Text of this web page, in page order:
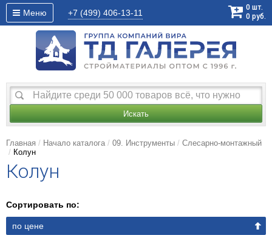
Меню +7 (499) 406-13-11
0 шт.
0 руб.
Искать
Главная Начало каталога 09. Инструменты
Слесарно-монтажный
Колун
Колун
Сортировать по:
по цене